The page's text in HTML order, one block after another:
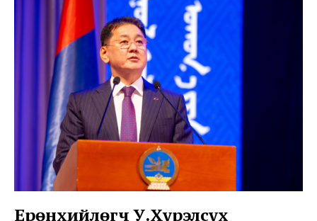
Ерөнхийлөгч У.Хүрэлсүх